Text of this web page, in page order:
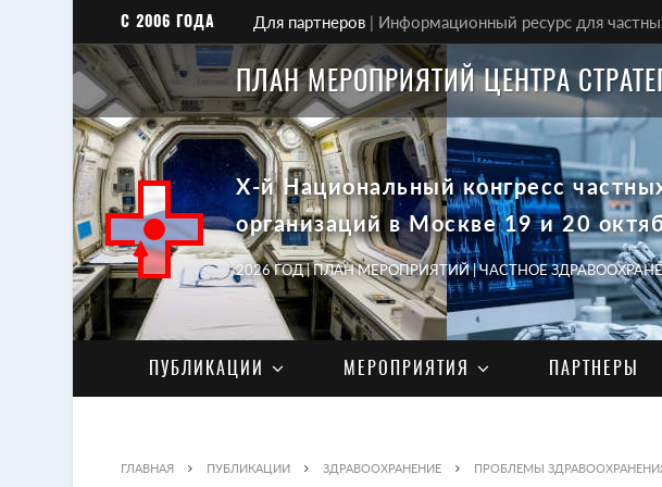
С 2006 ГОДА Для партнеров | Информационный ресурс для
ПЛАН МЕРОПРИЯТИЙ ЦЕНТРА
X-й Национальный конгресс
организаций в Москве 19 и 20
2026 ГОД | ПЛАН МЕРОПРИЯТИЙ | ЧАСТНОЕ
ПУБЛИКАЦИИ МЕРОПРИЯТИЯ ПАРТНЕРЫ
ГЛАВНАЯ ПУБЛИКАЦИИ ЗДРАВООХРАНЕНИЕ ПРОБЛЕМЫ